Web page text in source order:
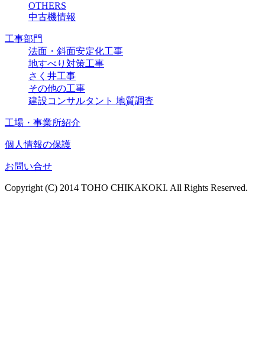
OTHERS
中古機情報
工事部門
法面・斜面安定化工事
地すべり対策工事
さく井工事
その他の工事
建設コンサルタント 地質調査
工場・事業所紹介
個人情報の保護
お問い合せ
Copyright (C) 2014 TOHO CHIKAKOKI. All Rights Reserved.